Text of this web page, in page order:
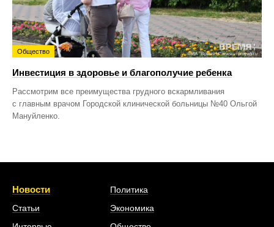
Общество
Инвестиция в здоровье и благополучие ребенка
Рассмотрим все преимущества грудного вскармливания
с главным врачом Городской клинической больницы №40 Ольгой
Мануйленко.
Новости
Статьи
Политика
Экономика